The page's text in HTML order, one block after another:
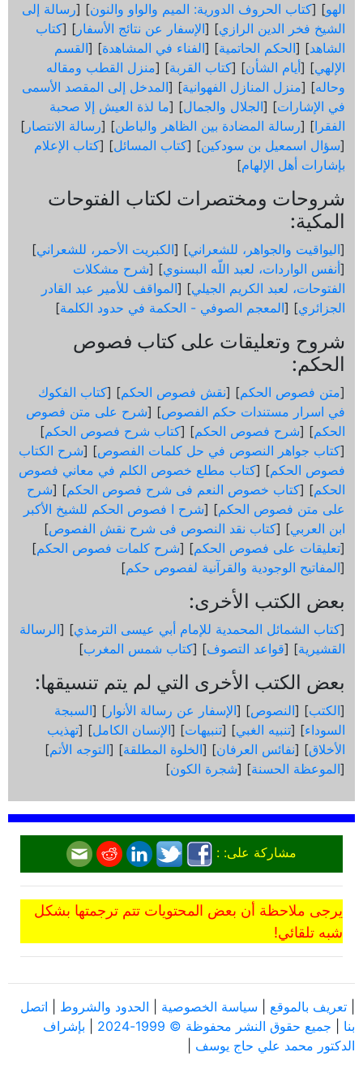
الهو] [كتاب الحروف الدورية: الميم والواو والنون] [رسالة إلى
الشيخ فخر الدين الرازي] [الإسفار عن نتائج الأسفار ] [كتاب
الشاهد] [الحكم الحاتمية] [الفناء في المشاهدة] [القسم
الإلهي] [أيام الشأن] [كتاب القربة] [منزل القطب ومقاله
وحاله] [منزل المنازل الفهوانية] [المدخل إلى المقصد الأسمى
في الإشارات] [الجلال والجمال] [ما لذة العيش إلا صحبة
الفقرا] [رسالة المضادة بين الظاهر والباطن] [رسالة الانتصار ]
[سؤال اسمعيل بن سودكين] [كتاب المسائل] [كتاب الإعلام
بإشارات أهل الإلهام]
شروحات ومختصرات لكتاب الفتوحات
المكية:
[اليواقيت والجواهر، للشعراني] [الكبريت الأحمر، للشعراني]
[أنفس الواردات، لعبد اللّه البسنوي] [شرح مشكلات
الفتوحات، لعبد الكريم الجيلي] [المواقف للأمير عبد القادر
الجزائري] [المعجم الصوفي - الحكمة في حدود الكلمة]
شروح وتعليقات على كتاب فصوص
الحكم:
[متن فصوص الحكم] [نقش فصوص الحكم] [كتاب الفكوك
في اسرار مستندات حكم الفصوص] [شرح على متن فصوص
الحكم] [شرح فصوص الحكم] [كتاب شرح فصوص الحكم]
[كتاب جواهر النصوص في حل كلمات الفصوص] [شرح الكتاب
فصوص الحكم] [كتاب مطلع خصوص الكلم في معاني فصوص
الحكم] [كتاب خصوص النعم فى شرح فصوص الحكم] [شرح
على متن فصوص الحكم] [شرح ا فصوص الحكم للشيخ الأكبر
ابن العربي] [كتاب نقد النصوص فى شرح نقش الفصوص]
[تعليقات على فصوص الحكم] [شرح كلمات فصوص الحكم]
[المفاتيح الوجودية والقرآنیة لفصوص حكم]
بعض الكتب الأخرى:
[كتاب الشمائل المحمدية للإمام أبي عيسى الترمذي] [الرسالة
القشيرية] [قواعد التصوف] [كتاب شمس المغرب]
بعض الكتب الأخرى التي لم يتم تنسيقها:
[الكتب] [النصوص] [الإسفار عن رسالة الأنوار ] [السبجة
السوداء] [تنبيه الغبي] [تنبيهات] [الإنسان الكامل] [تهذيب
الأخلاق] [نفائس العرفان] [الخلوة المطلقة] [التوجه الأتم]
[الموعظة الحسنة] [شجرة الكون]
مشاركة على: :
يرجى ملاحظة أن بعض المحتويات تتم ترجمتها بشكل
شبه تلقائي!
تعريف بالموقع سياسة الخصوصية الحدود والشروط
اتصل
بنا
جميع حقوق النشر محفوظة © 1999-2024
بإشراف
الدكتور محمد علي حاج يوسف